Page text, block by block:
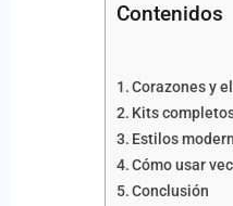
Contenidos
Corazones y
Kits
Estilos
Cómo usar
Conclusión